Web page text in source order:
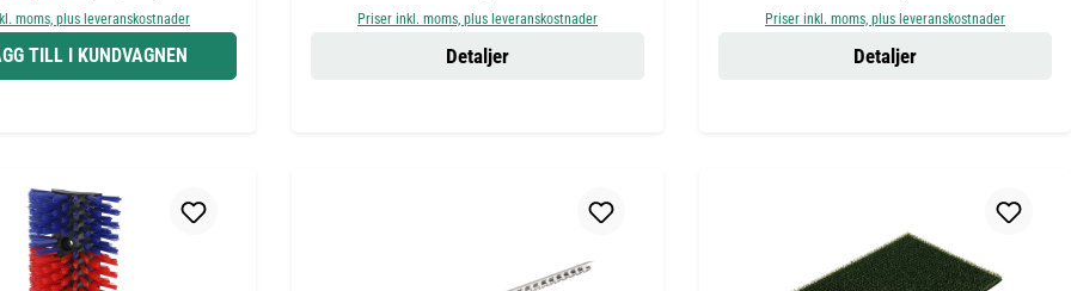
moms, plus leveranskostnader
TILL I KUNDVAGNEN
Priser inkl. moms, plus leveranskostnader
Detaljer
Priser inkl. moms, plus leveranskostnader
Detaljer